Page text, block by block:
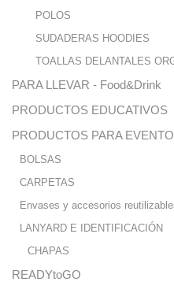
POLOS
SUDADERAS HOODIES
TOALLAS DELANTALES
PARA LLEVAR - Food&Drink
PRODUCTOS EDUCATIVOS
PRODUCTOS PARA
BOLSAS
CARPETAS
Envases y accesorios
LANYARD E IDENTIFICACIÓN
CHAPAS
READYtoGO